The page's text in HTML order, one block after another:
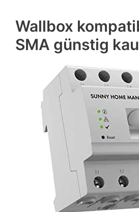
Wallbox
SMA günstig